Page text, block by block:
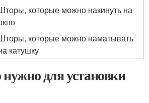
которые можно накинуть на
которые можно наматывать
катушку
для установки